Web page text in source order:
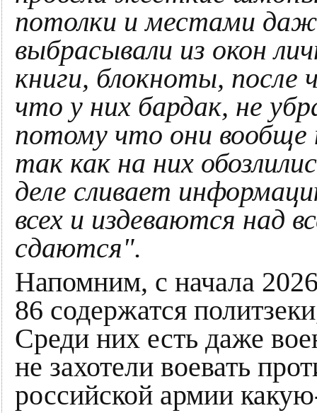
потолки и местами
выбрасывали из окон
книги, блокноты, после
что у них бардак, не
потому что они
так как на них
деле сливает
всех и издеваются над
сдаются".
Напомним, с начала
86 содержатся
Среди них есть даже
не захотели воевать
российской армии